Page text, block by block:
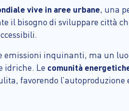
vive in aree urbane, una
il bisogno di sviluppare città
emissioni inquinanti, ma un
idriche. Le comunità
favorendo